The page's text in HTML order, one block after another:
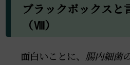
ブラックボックスと
（Ⅷ）
面白いことに、 腸内細菌